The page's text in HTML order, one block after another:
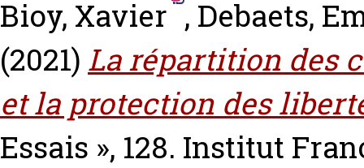
Bioy, Xavier , Debaets,
(2021) La répartition des
et la protection des
Essais », 128. Institut